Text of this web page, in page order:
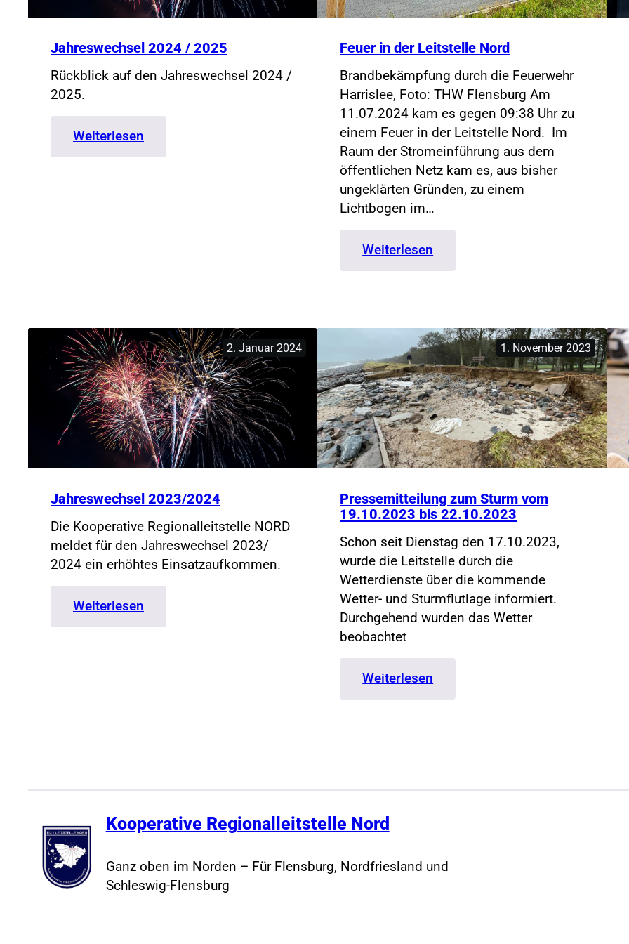
Jahreswechsel 2024 / 2025
Rückblick auf den Jahreswechsel 2024 /
2025.
Weiterlesen
Jahreswechsel
Feuer in der Leitstelle Nord
Brandbekämpfung durch die Feuerwehr
Harrislee, Foto: THW Flensburg Am
11.07.2024 kam es gegen 09:38 Uhr zu
einem Feuer in der Leitstelle Nord. Im
Raum der Stromeinführung aus dem
öffentlichen Netz kam es, aus bisher
ungeklärten Gründen, zu einem
Lichtbogen im…
Weiterlesen
Feuer
Leitstelle
Nord
2. Januar 2024
Jahreswechsel 2023/2024
Die Kooperative Regionalleitstelle NORD
meldet für den Jahreswechsel 2023/
2024 ein erhöhtes Einsatzaufkommen.
Weiterlesen
Jahreswechsel
1. November 2023
Pressemitteilung zum Sturm vom
19.10.2023 bis 22.10.2023
Schon seit Dienstag den 17.10.2023,
wurde die Leitstelle durch die
Wetterdienste über die kommende
Wetter- und Sturmflutlage informiert.
Durchgehend wurden das Wetter
beobachtet
Weiterlesen
Pressemitteilung
bis
Kooperative Regionalleitstelle Nord
Ganz oben im Norden – Für Flensburg, Nordfriesland und
Schleswig-Flensburg